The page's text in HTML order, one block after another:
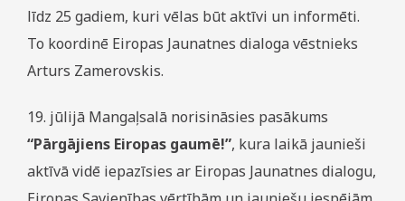
līdz 25 gadiem, kuri vēlas būt aktīvi un informēti.
To koordinē Eiropas Jaunatnes dialoga vēstnieks
Arturs Zamerovskis.
19. jūlijā Mangaļsalā norisināsies pasākums
“Pārgājiens Eiropas gaumē!”, kura laikā jaunieši
aktīvā vidē iepazīsies ar Eiropas Jaunatnes dialogu,